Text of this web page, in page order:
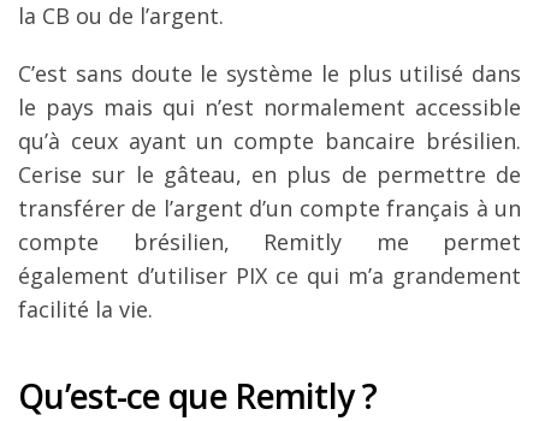
la CB ou de l’argent.
C’est sans doute le système le plus utilisé dans
le pays mais qui n’est normalement accessible
qu’à ceux ayant un compte bancaire brésilien.
Cerise sur le gâteau, en plus de permettre de
transférer de l’argent d’un compte français à un
compte brésilien, Remitly me permet
également d’utiliser PIX ce qui m’a grandement
facilité la vie.
Qu’est-ce que Remitly ?